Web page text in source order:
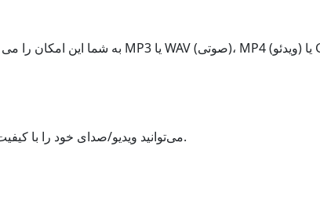
می‌توانید ویدیو/صدای خود را با کیفیت‌های مختلف، از پایین‌ترین به بالاترین، قالب‌بندی کنید.